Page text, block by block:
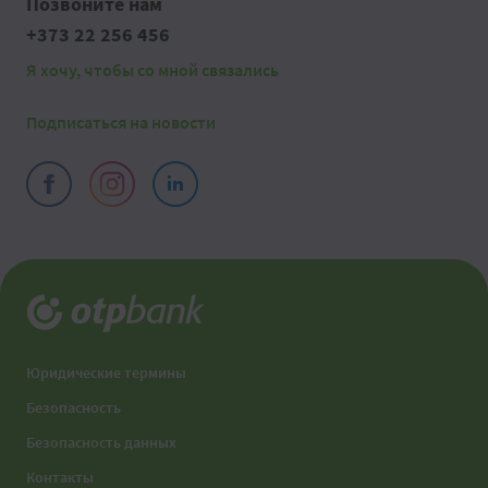
+373 22 256 456
Я хочу, чтобы со мной связались
Подписаться на новости
Юридические термины
Безопасность
Безопасность данных
Контакты